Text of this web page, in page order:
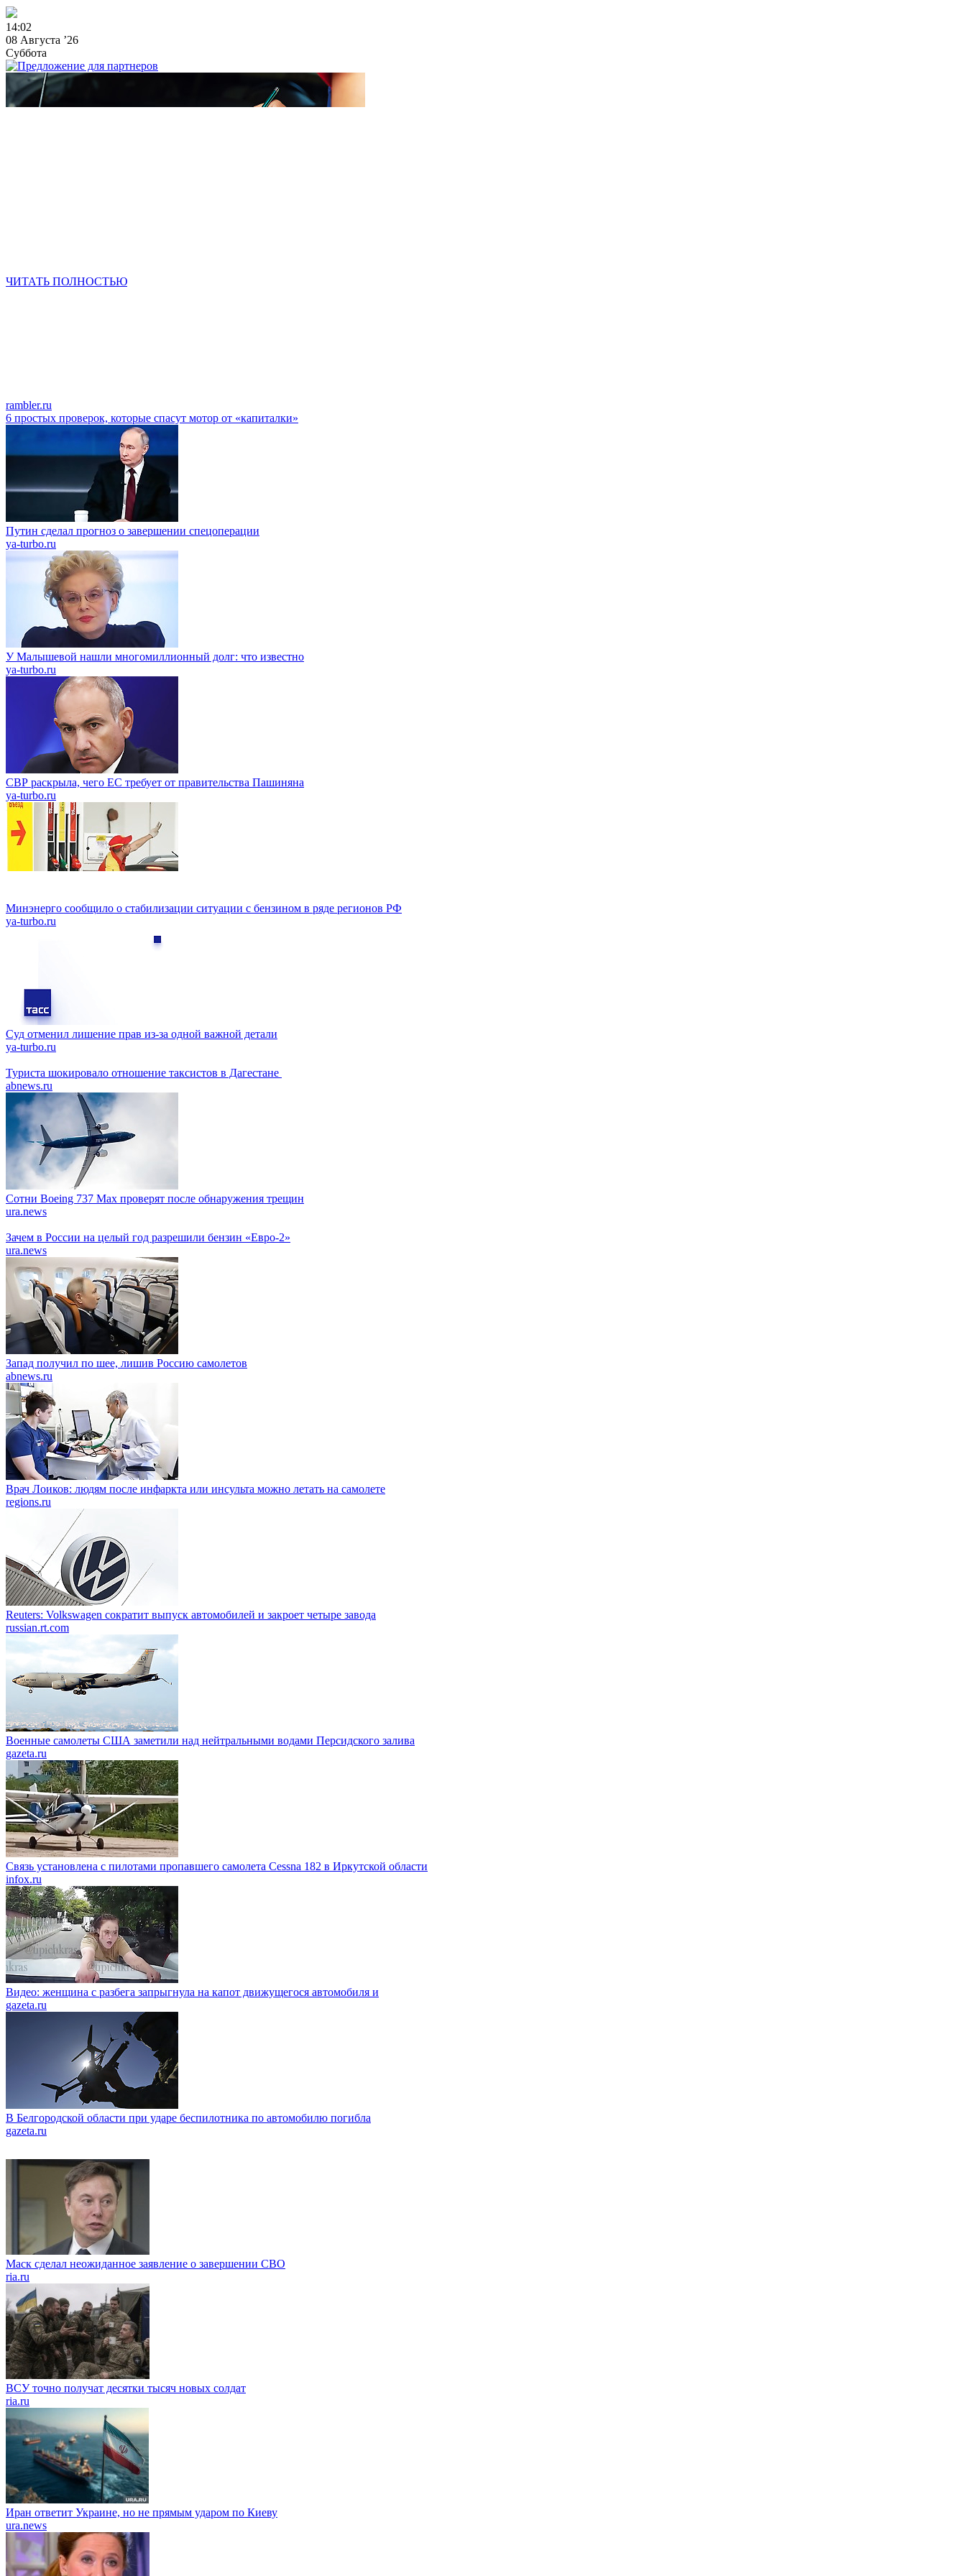
14:02
08 Августа ’26
Суббота
ЧИТАТЬ ПОЛНОСТЬЮ
rambler.ru
6 простых проверок, которые спасут мотор от «капиталки»
Путин сделал прогноз о завершении спецоперации
ya-turbo.ru
У Малышевой нашли многомиллионный долг: что известно
ya-turbo.ru
СВР раскрыла, чего ЕС требует от правительства Пашиняна
ya-turbo.ru
Минэнерго сообщило о стабилизации ситуации с бензином в ряде регионов РФ
ya-turbo.ru
Суд отменил лишение прав из-за одной важной детали
ya-turbo.ru
Туриста шокировало отношение таксистов в Дагестане
abnews.ru
Сотни Boeing 737 Max проверят после обнаружения трещин
ura.news
Зачем в России на целый год разрешили бензин «Евро-2»
ura.news
Запад получил по шее, лишив Россию самолетов
abnews.ru
Врач Лоиков: людям после инфаркта или инсульта можно летать на самолете
regions.ru
Reuters: Volkswagen сократит выпуск автомобилей и закроет четыре завода
russian.rt.com
Военные самолеты США заметили над нейтральными водами Персидского залива
gazeta.ru
Связь установлена с пилотами пропавшего самолета Cessna 182 в Иркутской области
infox.ru
Видео: женщина с разбега запрыгнула на капот движущегося автомобиля и
gazeta.ru
В Белгородской области при ударе беспилотника по автомобилю погибла
gazeta.ru
Маск сделал неожиданное заявление о завершении СВО
ria.ru
ВСУ точно получат десятки тысяч новых солдат
ria.ru
Иран ответит Украине, но не прямым ударом по Киеву
ura.news